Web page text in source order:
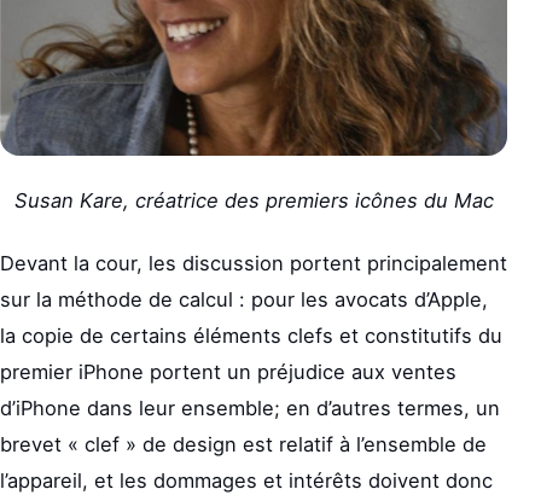
Susan Kare, créatrice des premiers icônes du Mac
Devant la cour, les discussion portent principalement
sur la méthode de calcul : pour les avocats d’Apple,
la copie de certains éléments clefs et constitutifs du
premier iPhone portent un préjudice aux ventes
d’iPhone dans leur ensemble; en d’autres termes, un
brevet « clef » de design est relatif à l’ensemble de
l’appareil, et les dommages et intérêts doivent donc